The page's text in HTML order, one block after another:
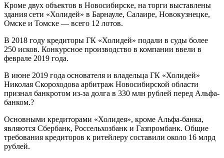
Кроме двух объектов в Новосибирске, на торги выставлены
здания сети «Холидей» в Барнауле, Салаире, Новокузнецке,
Омске и Томске — всего 12 лотов.
В 2018 году кредиторы ГК «Холидей» подали в суды более
250 исков. Конкурсное производство в компании ввели в
феврале 2019 года.
В июне 2019 года основателя и владельца ГК «Холидей»
Николая Скороходова арбитраж Новосибирской области
признал банкротом из-за долга в 330 млн рублей перед Альфа-
банком.?
Основными кредиторами «Холидея», кроме Альфа-банка,
являются Сбербанк, Россельхозбанк и Газпромбанк. Общие
требования кредиторов к ритейлеру составили около 16 млрд
рублей.